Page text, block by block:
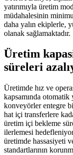
yatırımıyla üretim
müdahalesinin
daha yalın ekiplerle,
olanak sağlamaktadır.
Üretim
süreleri
Üretimde hız ve
kapsamında
konveyörler entegre
hat içi transferlere
üretim içi bekleme
ilerlemesi
üretimde hassasiyeti
standartlarının